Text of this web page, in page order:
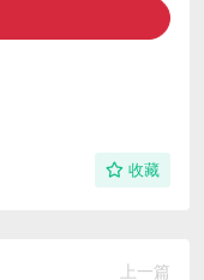
收藏
上一篇